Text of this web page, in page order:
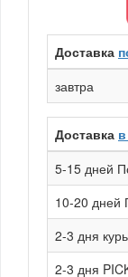
Доставка
завтра
Доставка
5-15 дней
10-20 дней
2-3 дня
2-3 дня